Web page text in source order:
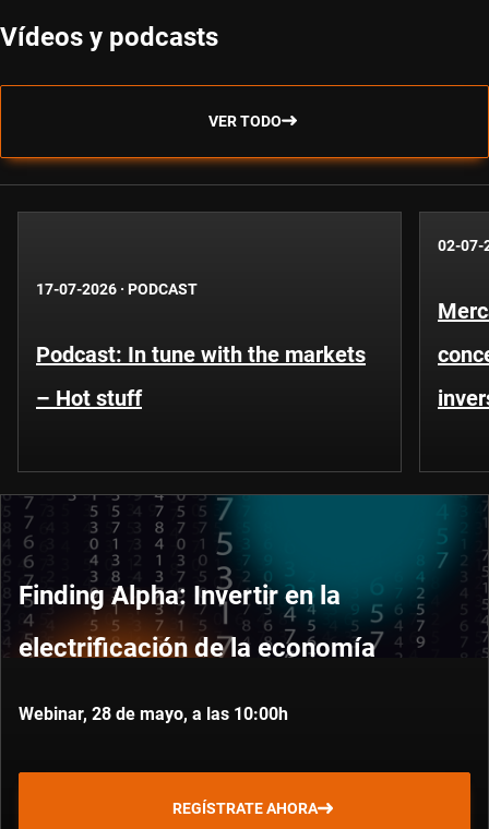
Vídeos y podcasts
VER TODO
17-07-2026 · PODCAST
Podcast: In tune with the markets
– Hot stuff
02-07-
Finding Alpha: Invertir en la
electrificación de la economía
Webinar, 28 de mayo, a las 10:00h
REGÍSTRATE AHORA